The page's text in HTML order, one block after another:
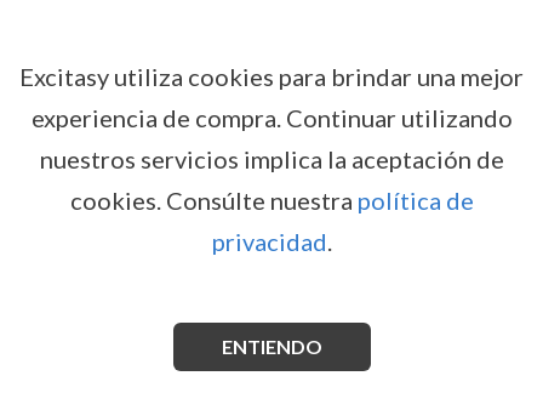
GUANTE ESTIMULADOR DE
EAN: 8714273491695
Excitasy utiliza cookies para brindar una mejor
experiencia de compra.Continuar utilizando
nuestros servicios implica la aceptación de
cookies.Consúlte nuestra política de
privacidad.
ENTIENDO